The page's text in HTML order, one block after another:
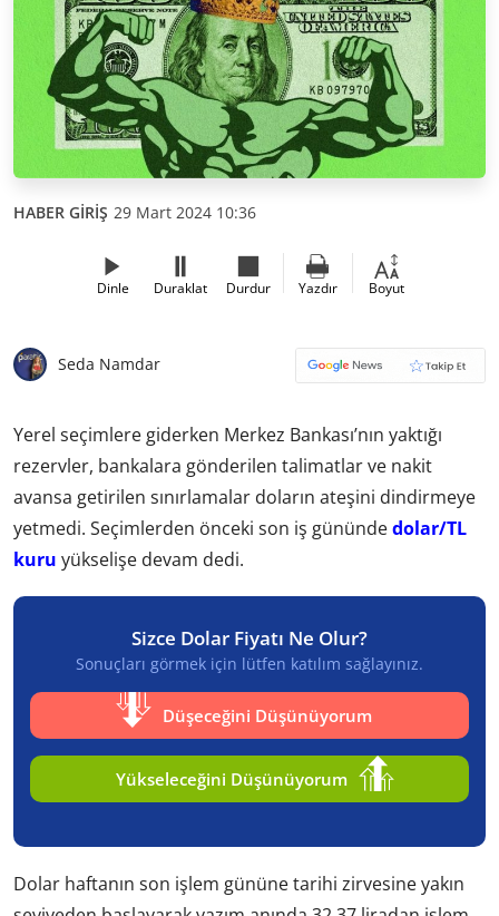
HABER GİRİŞ 29 Mart 2024 10:36
Dinle Duraklat Durdur Yazdır Boyut
Seda Namdar
Yerel seçimlere giderken Merkez Bankası’nın yaktığı
rezervler, bankalara gönderilen talimatlar ve nakit
avansa getirilen sınırlamalar doların ateşini dindirmeye
yetmedi. Seçimlerden önceki son iş günündedolar/TL
kuru yükselişe devam dedi.
Sizce Dolar Fiyatı Ne Olur?
Sonuçları görmek için lütfen katılım sağlayınız.
Düşeceğini Düşünüyorum
Yükseleceğini Düşünüyorum
Dolar haftanın son işlem gününe tarihi zirvesine yakın